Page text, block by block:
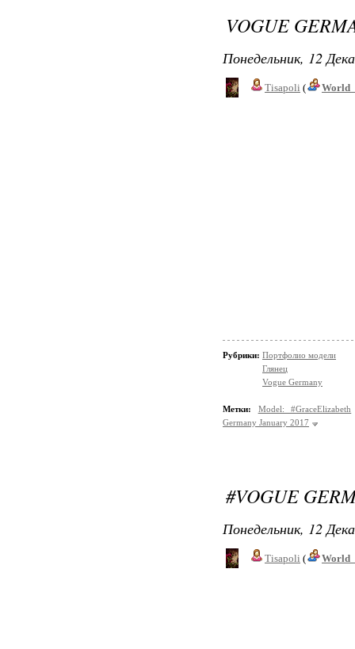
VOGUE
Понедельник, 12
Tisapoli (
Рубрики: Портфолио модели
Глянец
Vogue Germany
Метки:
Model: #GraceElizabeth
Germany January 2017
#VOGUE
Понедельник, 12
Tisapoli (